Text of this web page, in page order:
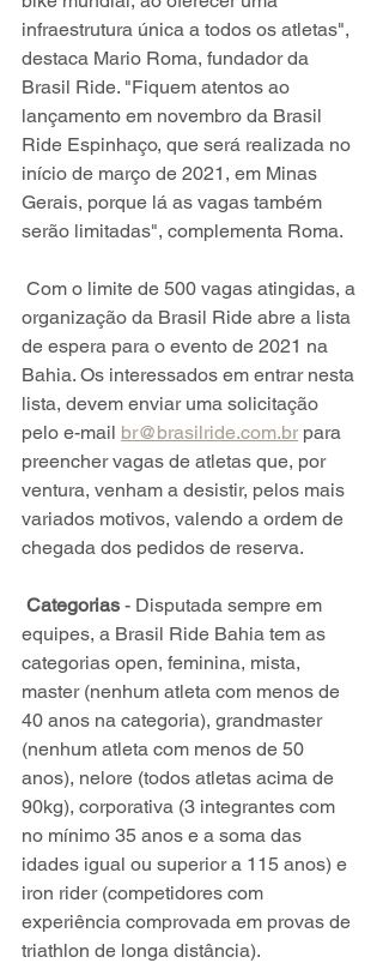
infraestrutura única a todos os atletas",
destaca Mario Roma, fundador da
Brasil Ride. "Fiquem atentos ao
lançamento em novembro da Brasil
Ride Espinhaço, que será realizada no
início de março de 2021, em Minas
Gerais, porque lá as vagas também
serão limitadas", complementa Roma.
organização da Brasil Ride abre a lista
de espera para o evento de 2021 na
Bahia. Os interessados em entrar nesta
lista, devem enviar uma solicitação
pelo e-mail br@brasilride.com.br para
preencher vagas de atletas que, por
ventura, venham a desistir, pelos mais
variados motivos, valendo a ordem de
chegada dos pedidos de reserva.
Categorias - Disputada sempre em
equipes, a Brasil Ride Bahia tem as
categorias open, feminina, mista,
master (nenhum atleta com menos de
40 anos na categoria), grandmaster
(nenhum atleta com menos de 50
anos), nelore (todos atletas acima de
90kg), corporativa (3 integrantes com
no mínimo 35 anos e a soma das
idades igual ou superior a 115 anos) e
iron rider (competidores com
experiência comprovada em provas de
triathlon de longa distância).